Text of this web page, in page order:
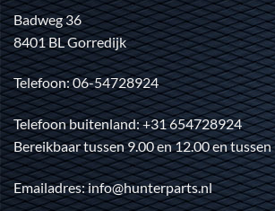
Badweg 36
8401 BL Gorredijk
Telefoon: 06-54728924
Telefoon buitenland: +31 654728924
Bereikbaar tussen 9.00 en 12.00 en
Emailadres: info@hunterparts.nl